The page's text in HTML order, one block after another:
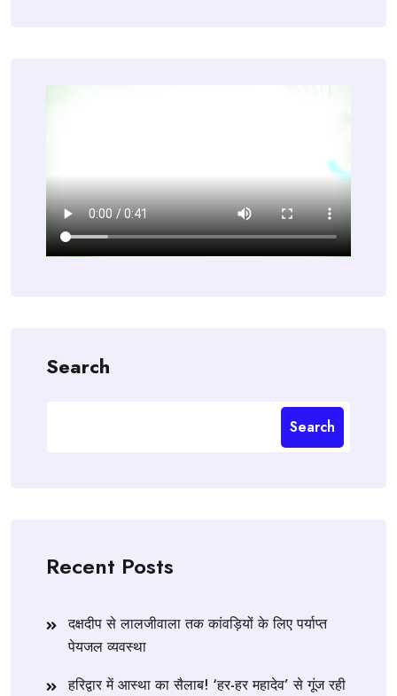
Search
Search
Recent Posts
दक्षदीप से लालजीवाला तक कांवड़ियों के लिए पर्याप्त
पेयजल व्यवस्था
हरिद्वार में आस्था का सैलाब! ‘हर-हर महादेव’ से गूंज रही